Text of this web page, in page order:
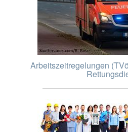
Arbeitszeitregelungen